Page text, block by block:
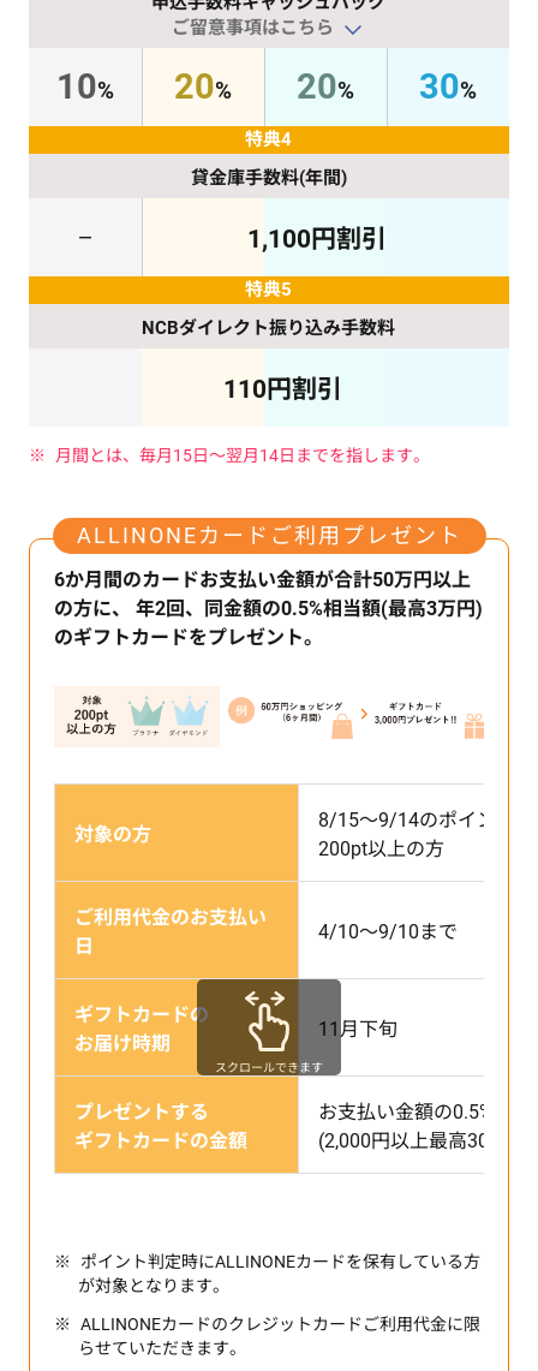
ご留意事項はこちら
10% 20% 20% 30%
特典4
貸金庫手数料(年間)
－ 1,100円割引
特典5
NCBダイレクト振り込み手数料
110円割引
月間とは、毎月15日～翌月14日までを指します。
ALLINONEカードご利用プレゼント
6か月間のカードお支払い金額が合計50万円以上
の方に、
年2回、同金額の0.5%相当額(最高3万円)
のギフトカードをプレゼント。
対象の方
8/15～9/14のポイントが
200pt以上の方
ご利用代金のお支払い
日
4/10～9/10まで
ギフトカードの
お届け時期
11月下旬
プレゼントする
ギフトカードの金額
お支払い金額の0.5%相当
(2,000円以上最高30,000
スクロールできます
ポイント判定時にALLINONEカードを保有している方
が対象となります。
ALLINONEカードのクレジットカードご利用代金に限
らせていただきます。